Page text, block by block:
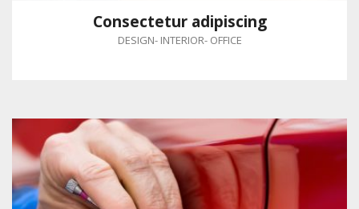
Consectetur adipiscing
DESIGN- INTERIOR- OFFICE